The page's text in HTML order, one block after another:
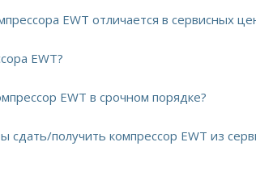
EWT отличается в сервисных
EWT?
EWT в срочном порядке?
получить компрессор EWT из